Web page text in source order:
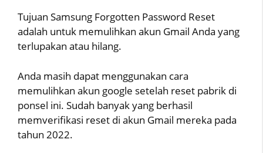
Tujuan Samsung Forgotten Password Reset
adalah untuk memulihkan akun Gmail Anda yang
terlupakan atau hilang.
Anda masih dapat menggunakan cara
memulihkan akun google setelah reset pabrik di
ponsel ini. Sudah banyak yang berhasil
memverifikasi reset di akun Gmail mereka pada
tahun 2022.